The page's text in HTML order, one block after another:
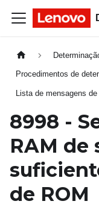
Procedimentos de
Lista de mensagens
8998 -
RAM de
de ROM